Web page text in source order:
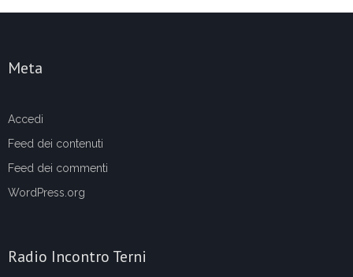
Meta
Accedi
Feed dei contenuti
Feed dei commenti
WordPress.org
Radio Incontro Terni